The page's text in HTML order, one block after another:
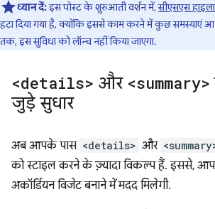
ध्यान दें:इस पोस्ट के शुरुआती वर्शन में,सीएसएस
हटा दिया गया है, क्योंकि इससे काम करने में कुछ समस्याएं आ
तक, इस सुविधा को लॉन्च नहीं किया जाएगा.
<details> और <summary>
जुड़े सुधार
अब आपके पास <details> और
को स्टाइल करने के ज़्यादा विकल्प हैं. इससे,
अकॉर्डियन विजेट बनाने में मदद मिलेगी.